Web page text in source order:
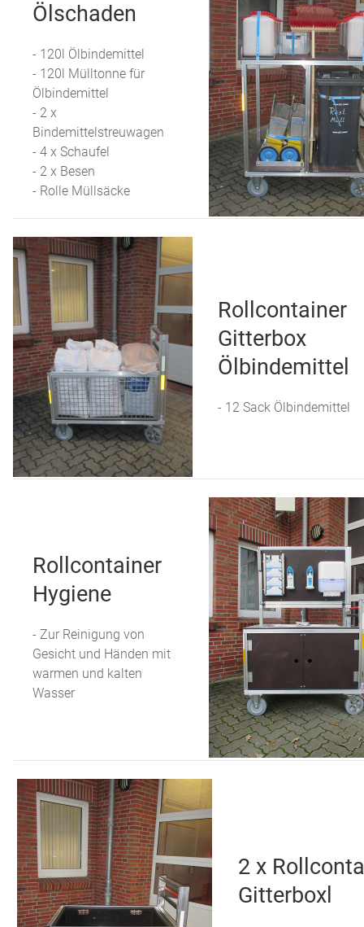
Ölschaden
- 120l Ölbindemittel
- 120l Mülltonne für
Ölbindemittel
- 2 x
Bindemittelstreuwagen
- 4 x Schaufel
- 2 x Besen
- Rolle Müllsäcke
Rollcontainer
Gitterbox
Ölbindemittel
- 12 Sack Ölbindemittel
Rollcontainer
Hygiene
- Zur Reinigung von
Gesicht und Händen mit
warmen und kalten
Wasser
2 x
Gitterboxl